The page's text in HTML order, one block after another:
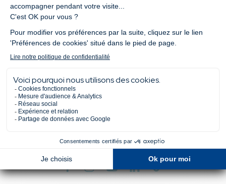
adresse emailadmission@euridis-ecole.eu
Nous contacter
Questions fréquentes